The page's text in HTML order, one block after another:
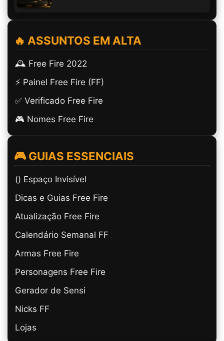
🔥 ASSUNTOS EM ALTA
🕰️ Free Fire 2022
⚡ Painel Free Fire (FF)
✅ Verificado Free Fire
🎮 Nomes Free Fire
🎮 GUIAS ESSENCIAIS
(ㅤ) Espaço Invisível
Dicas e Guias Free Fire
Atualização Free Fire
Calendário Semanal FF
Armas Free Fire
Personagens Free Fire
Gerador de Sensi
Nicks FF
Lojas